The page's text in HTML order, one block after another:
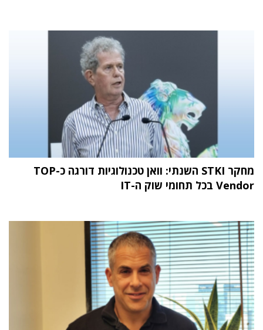
מחקר STKI השנתי: וואן טכנולוגיות דורגה כ-TOP
Vendor בכל תחומי שוק ה-IT